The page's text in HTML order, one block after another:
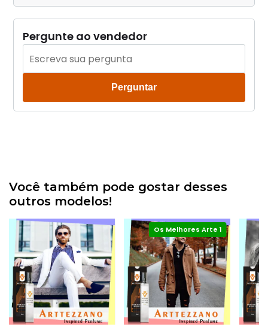
Pergunte ao vendedor
Perguntar
Você também pode gostar desses
outros modelos!